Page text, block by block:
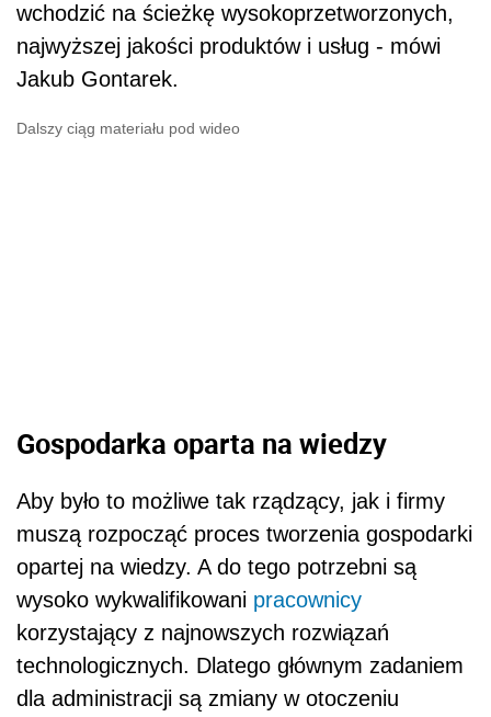
wchodzić na ścieżkę wysokoprzetworzonych,
najwyższej jakości produktów i usług - mówi
Jakub Gontarek.
Dalszy ciąg materiału pod wideo
Gospodarka oparta na wiedzy
Aby było to możliwe tak rządzący, jak i firmy
muszą rozpocząć proces tworzenia gospodarki
opartej na wiedzy. A do tego potrzebni są
wysoko wykwalifikowani pracownicy
korzystający z najnowszych rozwiązań
technologicznych. Dlatego głównym zadaniem
dla administracji są zmiany w otoczeniu